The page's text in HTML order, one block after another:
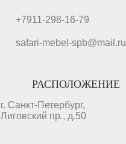
+7911-298-16-79
safari-mebel-spb@mail.ru
РАСПОЛОЖЕНИЕ
г. Санкт-Петербург,
Лиговский пр., д.50